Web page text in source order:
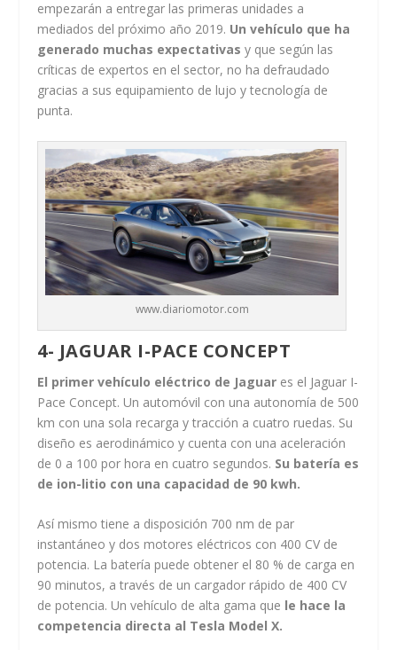
empezarán a entregar las primeras unidades a
mediados del próximo año 2019. Un vehículo que ha
generado muchas expectativas y que según las
críticas de expertos en el sector, no ha defraudado
gracias a sus equipamiento de lujo y tecnología de
punta.
www.diariomotor.com
4- JAGUAR I-PACE CONCEPT
El primer vehículo eléctrico de Jaguar es el Jaguar I-
Pace Concept. Un automóvil con una autonomía de 500
km con una sola recarga y tracción a cuatro ruedas. Su
diseño es aerodinámico y cuenta con una aceleración
de 0 a 100 por hora en cuatro segundos. Su batería es
de ion-litio con una capacidad de 90 kwh.
Así mismo tiene a disposición 700 nm de par
instantáneo y dos motores eléctricos con 400 CV de
potencia. La batería puede obtener el 80 % de carga en
90 minutos, a través de un cargador rápido de 400 CV
de potencia. Un vehículo de alta gama que le hace la
competencia directa al Tesla Model X.